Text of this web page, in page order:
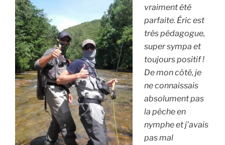
vraiment été
parfaite. Éric est
très pédagogue,
super sympa et
toujours positif !
De mon côté, je
ne connaissais
absolument pas
la pêche en
nymphe et j’avais
pas mal